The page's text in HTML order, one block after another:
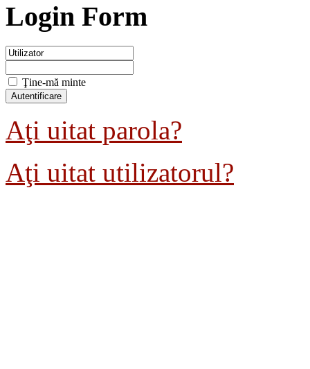
Login Form
Ţine-mă minte
Aţi uitat parola?
Aţi uitat utilizatorul?